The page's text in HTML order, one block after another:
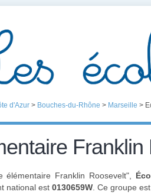
d'Azur > Bouches-du-Rhône > Marseille >
Franklin
élémentaire Franklin Roosevelt",
national est 0130659W . Ce groupe est